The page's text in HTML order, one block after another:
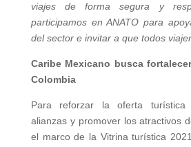
viajes de forma segura y
participamos en ANATO para
del sector e invitar a que todos
Caribe Mexicano busca
Colombia
Para reforzar la oferta
alianzas y promover los atractivos
el marco de la Vitrina turística